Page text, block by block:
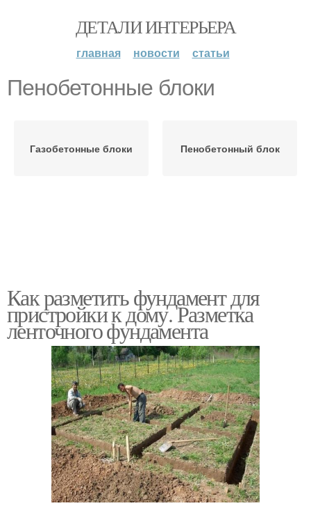
ДЕТАЛИ ИНТЕРЬЕРА
главная новости статьи
Пенобетонные блоки
Газобетонные блоки Пенобетонный блок
Как разметить фундамент для
пристройки к дому. Разметка
ленточного фундамента